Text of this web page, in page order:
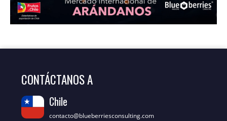
CONTÁCTANOS A
Chile
contacto@blueberriesconsulting.com